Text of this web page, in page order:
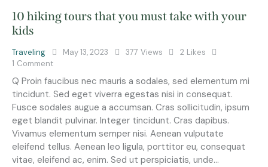
10 hiking tours that you must take with your
kids
Traveling May 13, 2023 377 Views 2 Likes
1 Comment
Q Proin faucibus nec mauris a sodales, sed elementum mi
tincidunt. Sed eget viverra egestas nisi in consequat.
Fusce sodales augue a accumsan. Cras sollicitudin, ipsum
eget blandit pulvinar. Integer tincidunt. Cras dapibus.
Vivamus elementum semper nisi. Aenean vulputate
eleifend tellus. Aenean leo ligula, porttitor eu, consequat
vitae, eleifend ac, enim. Sed ut perspiciatis, unde…